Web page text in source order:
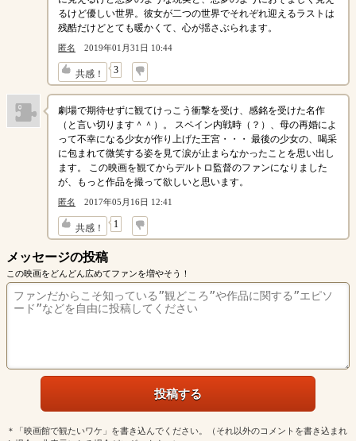
るけど優しい世界。彼女が二つの世界でそれぞれ迎えるラストは
残酷だけどとても暖かくて、心が揺さぶられます。
匿名 2019年01月31日 10:44
共感！ 3
↓
劇場で期待せずに観てけっこう衝撃を受け、感銘を受けた名作
（と言い切ります＾＾）。 スペイン内戦時（？）、母の再婚によ
って不幸になる少女が作り上げた王宮・・・ 最後の少女の、喝采
に包まれて微笑する姿を見て涙が止まらなかったことを思い出し
ます。 この映画を観てからデルトロ監督のファンになりました
が、もっと作品を撮って欲しいと思います。
匿名 2017年05月16日 12:41
共感！ 1
↓
メッセージの投稿
この映画をどんどん広めてファンを増やそう！
＊「映画館で観たいワケ」を書き込んでください。（それ以外のコメントを書き込まれ